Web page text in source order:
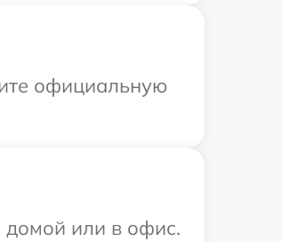
официальную
или в офис.